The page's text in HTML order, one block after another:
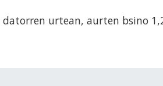
urtean, aurten bsino